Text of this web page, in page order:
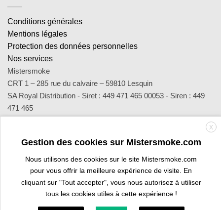
Conditions générales
Mentions légales
Protection des données personnelles
Nos services
Mistersmoke
CRT 1 – 285 rue du calvaire – 59810 Lesquin
SA Royal Distribution - Siret : 449 471 465 00053 - Siren : 449
471 465
sav@mistersmoke.com ou par téléphone au 03 20 90 56 55 du
lundi au vendredi de 9h à 17h.
Credit
Card
MasterCard
Apple
Pay
Bank
Transfer
Visa
Visa
Electron
X
Gestion des cookies sur Mistersmoke.com
Nous utilisons des cookies sur le site Mistersmoke.com
pour vous offrir la meilleure expérience de visite. En
cliquant sur "Tout accepter", vous nous autorisez à utiliser
tous les cookies utiles à cette expérience !